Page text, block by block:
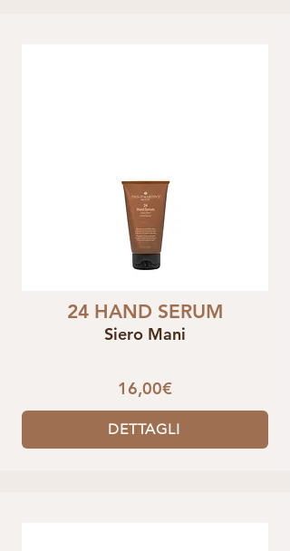
24 HAND SERUM
Siero Mani
16,00€
DETTAGLI